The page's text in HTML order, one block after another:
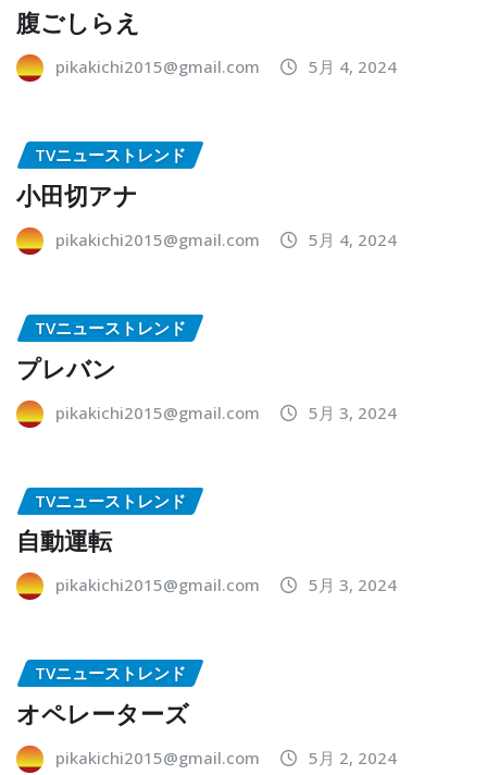
腹ごしらえ
pikakichi2015@gmail.com 5月 4, 2024
TVニューストレンド
小田切アナ
pikakichi2015@gmail.com 5月 4, 2024
TVニューストレンド
プレバン
pikakichi2015@gmail.com 5月 3, 2024
TVニューストレンド
自動運転
pikakichi2015@gmail.com 5月 3, 2024
TVニューストレンド
オペレーターズ
pikakichi2015@gmail.com 5月 2, 2024